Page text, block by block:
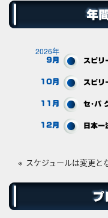
年
2026年
9月 スピリ
10月 スピリ
11月 セ・パ
12月 日本一
スケジュールは変更と
プ